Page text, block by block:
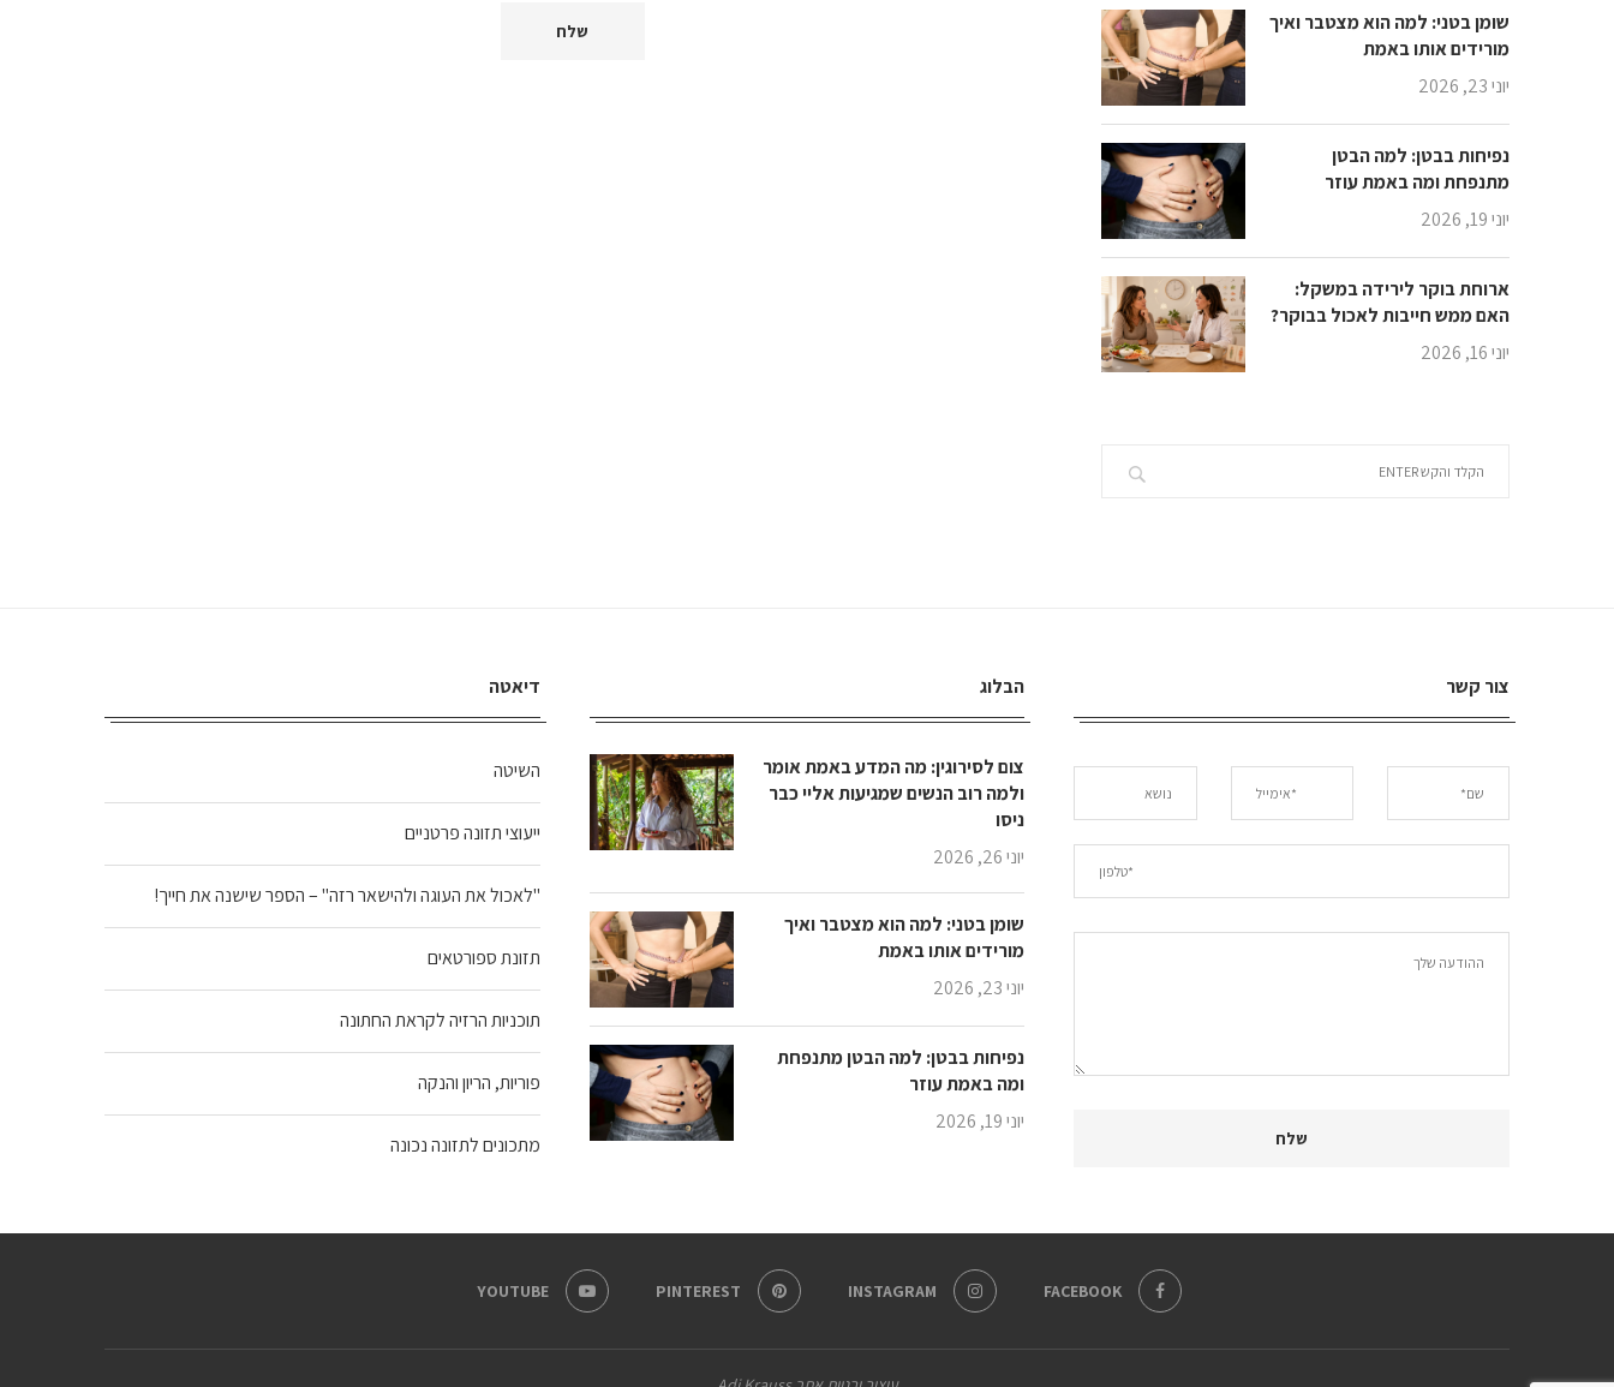
שומן בטני: למה הוא מצטבר ואיך
מורידים אותו באמת
יוני 23, 2026
נפיחות בבטן: למה הבטן
מתנפחת ומה באמת עוזר
יוני 19, 2026
ארוחת בוקר לירידה במשקל:
האם ממש חייבות לאכול בבוקר?
יוני 16, 2026
צור קשר הבלוג
צום לסירוגין: מה המדע באמת אומר
ולמה רוב הנשים שמגיעות אליי כבר
ניסו
יוני 26, 2026
שומן בטני: למה הוא מצטבר ואיך
מורידים אותו באמת
יוני 23, 2026
נפיחות בבטן: למה הבטן מתנפחת
ומה באמת עוזר
יוני 19, 2026
דיאטה
השיטה
ייעוצי תזונה פרטניים
"לאכול את העוגה ולהישאר רזה" – הספר שישנה את חייך!
תזונת ספורטאים
תוכניות הרזיה לקראת החתונה
פוריות, הריון והנקה
מתכונים לתזונה נכונה
FACEBOOK
INSTAGRAM
PINTEREST
YOUTUBE